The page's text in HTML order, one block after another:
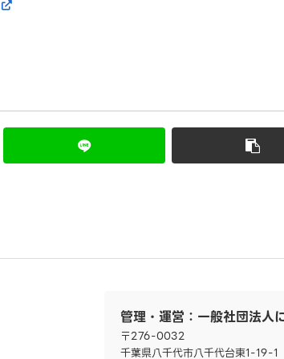
管理・運営：一般社団法人
〒276-0032
千葉県八千代市八千代台東1-19-1